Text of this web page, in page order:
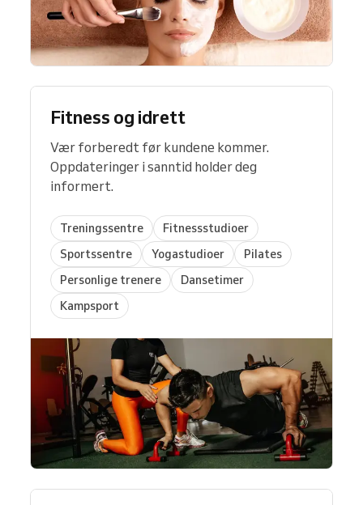
Fitness og idrett
Vær forberedt før kundene kommer.
Oppdateringer i sanntid holder deg
informert.
Treningssentre
Fitnessstudioer
Sportssentre
Yogastudioer
Pilates
Personlige trenere
Dansetimer
Kampsport